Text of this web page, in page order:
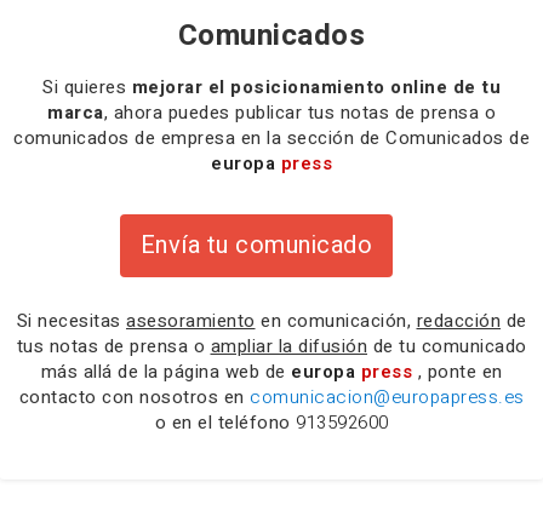
Comunicados
Si quieres mejorar el posicionamiento online de tu
marca, ahora puedes publicar tus notas de prensa o
comunicados de empresa en la sección de Comunicados de
europa press
Envía tu comunicado
Si necesitas asesoramiento en comunicación, redacción de
tus notas de prensa o ampliar la difusión de tu comunicado
más allá de la página web de europa press , ponte en
contacto con nosotros en comunicacion@europapress.es
o en el teléfono 913592600